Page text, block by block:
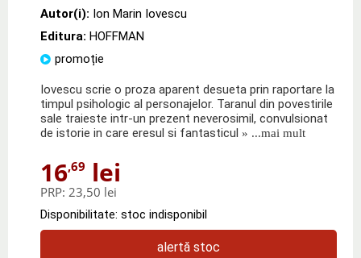
Autor(i): Ion Marin Iovescu
Editura: HOFFMAN
promoție
Iovescu scrie o proza aparent desueta prin raportare la
timpul psihologic al personajelor. Taranul din povestirile
sale traieste intr-un prezent neverosimil, convulsionat
de istorie in care eresul si fantasticul » ...mai mult
16,69 lei
PRP: 23,50 lei
Disponibilitate: stoc indisponibil
alertă stoc